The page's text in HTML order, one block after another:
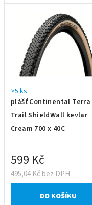
plášť Continental Terra
Trail ShieldWall kevlar
Cream 700 x 40C
>5 ks
495,04 Kč bez DPH
599 Kč
DO KOŠÍKU